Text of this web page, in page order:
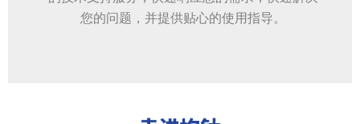
您的问题，并提供贴心的使用指导。